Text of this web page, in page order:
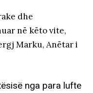
dhe
në këto vite,
Marku, Anëtar i
nga para lufte